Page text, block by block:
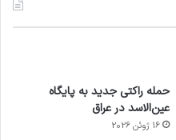
حمله راکتی جدید به پایگاه
عین‌الاسد در عراق
16 ژوئن 2026